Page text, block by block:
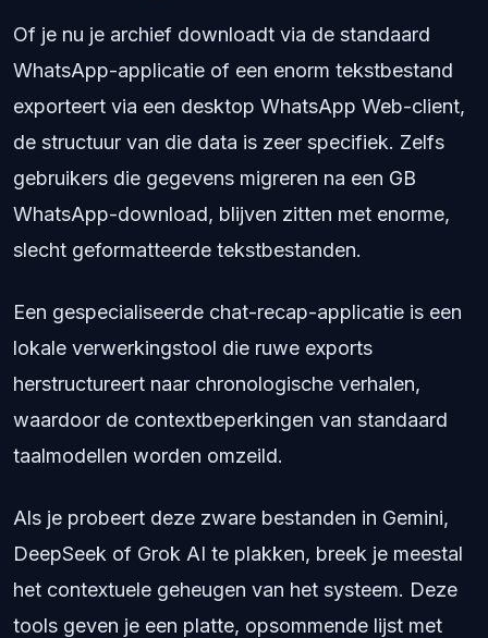
Of je nu je archief downloadt via de standaard
WhatsApp-applicatie of een enorm tekstbestand
exporteert via een desktop WhatsApp Web-client,
de structuur van die data is zeer specifiek. Zelfs
gebruikers die gegevens migreren na een GB
WhatsApp-download, blijven zitten met enorme,
slecht geformatteerde tekstbestanden.
Een gespecialiseerde chat-recap-applicatie is een
lokale verwerkingstool die ruwe exports
herstructureert naar chronologische verhalen,
waardoor de contextbeperkingen van standaard
taalmodellen worden omzeild.
Als je probeert deze zware bestanden in Gemini,
DeepSeek of Grok AI te plakken, breek je meestal
het contextuele geheugen van het systeem. Deze
tools geven je een platte, opsommende lijst met